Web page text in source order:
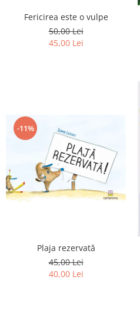
Editura Sophia
Editura Usborne
Fericirea este o vulpe
50,00 Lei
45,00 Lei
-11%
Plaja rezervată
45,00 Lei
40,00 Lei